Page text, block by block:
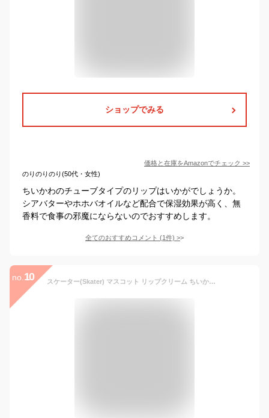
ショップでみる
価格と在庫をAmazonでチェック >>
のりのりのり(50代・女性)
ちいかわのチューブタイプのリップはいかがでしょうか。
シアバターやホホバオイルなど配合で保湿効果が高く、無
香料で食事の邪魔にならないのでおすすめします。
全てのおすすめコメント (1件) >
no. 10 スケーター(Skater) マスコット リップクリーム ちいかわ ハチワレ サボンの香り CMCL1